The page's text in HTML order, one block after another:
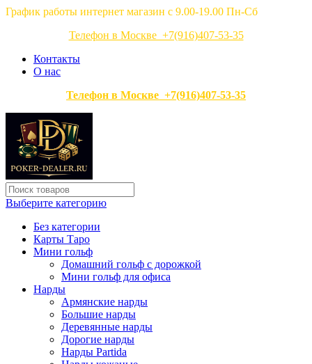
График работы интернет магазин с 9.00-19.00 Пн-Сб
Телефон в Москве +7(916)407-53-35
Контакты
О нас
Телефон в Москве +7(916)407-53-35
Выберите категорию
Без категории
Карты Таро
Мини гольф
Домашний гольф с дорожкой
Мини гольф для офиса
Нарды
Армянские нарды
Большие нарды
Деревянные нарды
Дорогие нарды
Нарды Partida